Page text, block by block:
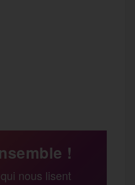
l
s
a
!
nous lisent